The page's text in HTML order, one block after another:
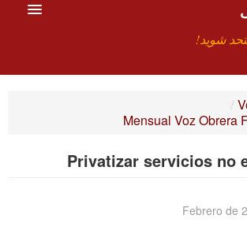
شوید!
/
Mensual Voz Obrera
Privatizar servicios no